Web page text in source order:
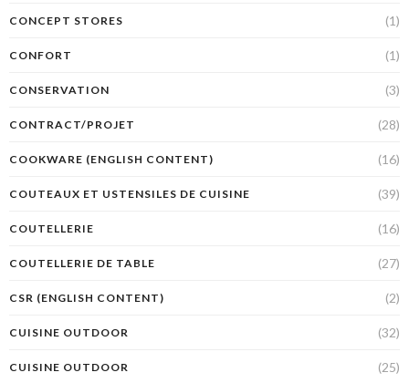
CONCEPT STORES (1)
CONFORT (1)
CONSERVATION (3)
CONTRACT/PROJET (28)
COOKWARE (ENGLISH CONTENT) (16)
COUTEAUX ET USTENSILES DE CUISINE (39)
COUTELLERIE (16)
COUTELLERIE DE TABLE (27)
CSR (ENGLISH CONTENT) (2)
CUISINE OUTDOOR (32)
CUISINE OUTDOOR (25)